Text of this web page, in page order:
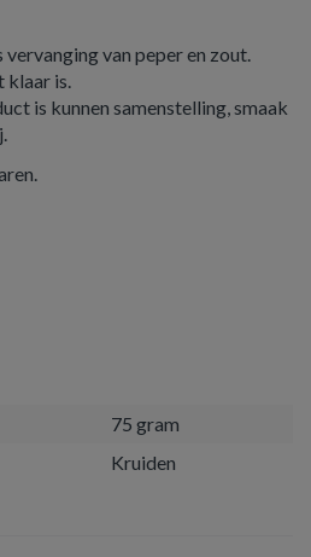
van peper en zout.
klaar is.
is kunnen samenstelling, smaak
75 gram
Kruiden